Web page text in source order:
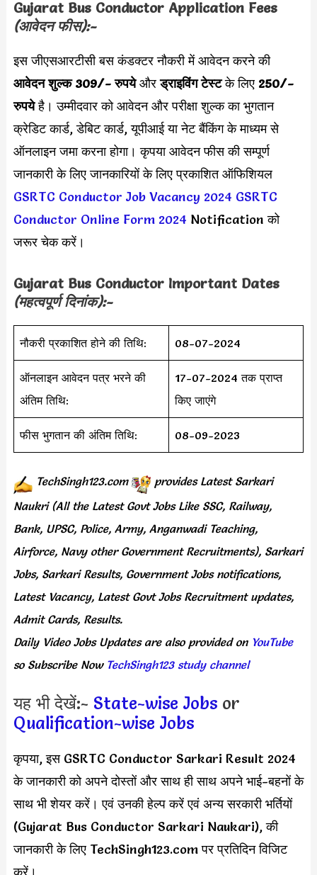
Gujarat Bus Conductor Application Fees
(आवेदन फीस):-
इस जीएसआरटीसी बस कंडक्टर नौकरी में आवेदन करने की
आवेदन शुल्क 309/- रुपयेऔरड्राइविंग टेस्टके लिए 250/-
रुपयेहै। उम्मीदवार को आवेदन और परीक्षा शुल्क का भुगतान
क्रेडिट कार्ड, डेबिट कार्ड, यूपीआई या नेट बैंकिंग के माध्यम से
ऑनलाइन जमा करना होगा। कृपया आवेदन फीस की सम्पूर्ण
जानकारी के लिए जानकारियों के लिए प्रकाशित ऑफिशियल
GSRTC Conductor Job Vacancy 2024 GSRTC
Conductor Online Form 2024 Notification को
जरूर चेक करें।
Gujarat Bus Conductor Important Dates
(महत्वपूर्ण दिनांक):-
नौकरी प्रकाशित होने की तिथि: 08-07-2024
ऑनलाइन आवेदन पत्र भरने की
अंतिम तिथि:
17-07-2024 तक प्राप्त
किए जाएंगे
फीस भुगतान की अंतिम तिथि: 08-09-2023
TechSingh123.com provides Latest Sarkari
Naukri (All the Latest Govt Jobs Like SSC, Railway,
Bank, UPSC, Police, Army, Anganwadi Teaching,
Airforce, Navy other Government Recruitments), Sarkari
Jobs, Sarkari Results, Government Jobs notifications,
Latest Vacancy, Latest Govt Jobs Recruitment updates,
Admit Cards, Results.
Daily Video Jobs Updates are also provided onYouTube
so Subscribe Now TechSingh123 study channel
यह भी देखें:- State-wise Jobs or
Qualification-wise Jobs
कृपया, इस GSRTC Conductor Sarkari Result 2024
के जानकारी को अपने दोस्तों और साथ ही साथ अपने भाई-बहनों के
साथ भी शेयर करें। एवं उनकी हेल्प करें एवं अन्य सरकारी भर्तियों
(Gujarat Bus Conductor Sarkari Naukari), की
जानकारी के लिए TechSingh123.com पर प्रतिदिन विजिट